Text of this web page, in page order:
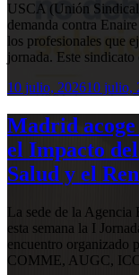
USCA (Unión Sindical
demanda contra
los profesionales que
jornada. Este
10 julio, 202610 julio,
Madrid
el Impacto
Salud y el
La sede de la
esta semana la I
encuentro
COMME, AUGC,